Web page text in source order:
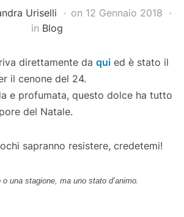
Uriselli on 12 Gennaio 2018
in Blog
direttamente da quied è stato il
il cenone del 24.
e profumata, questo dolce ha tutto
del Natale.
sapranno resistere, credetemi!
una stagione, ma uno stato d’animo.